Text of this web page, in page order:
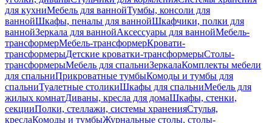
для кухниМебель для ваннойТумбы, консоли для
ваннойШкафы, пеналы для ваннойШкафчики, полки для
ваннойЗеркала для ваннойАксессуары для ваннойМебель-
трансформерМебель-трансформерКровати-
трансформерыДетские кроватки-трансформерыСтолы-
трансформерыМебель для спальниЗеркалаКомплекты мебели
для спальниПрикроватные тумбыКомоды и тумбы для
спальниТуалетные столикиШкафы для спальниМебель для
жилых комнатДиваны, кресла для домаШкафы, стенки,
секцииПолки, стеллажи, системы храненияСтулья,
креслаКомоды и тумбыЖурнальные столы, столы-